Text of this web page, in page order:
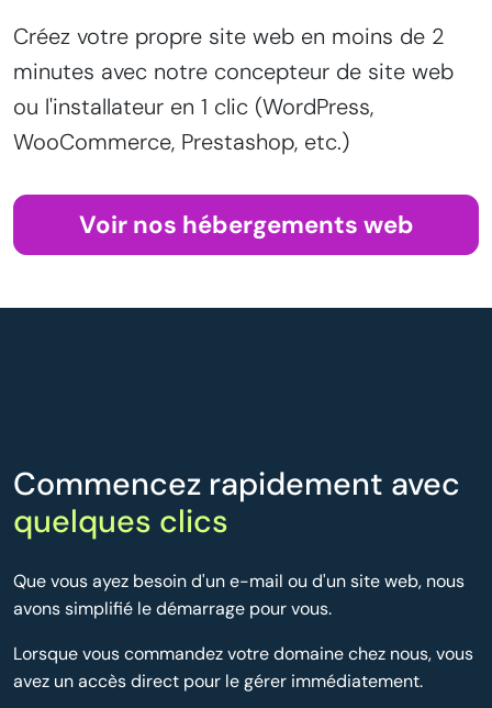
Créez votre propre site web en moins de 2
minutes avec notre concepteur de site web
ou l'installateur en 1 clic (WordPress,
WooCommerce, Prestashop, etc.)
Voir nos hébergements web
Commencez rapidement avec
quelques clics
Que vous ayez besoin d'un e-mail ou d'un site web, nous
avons simplifié le démarrage pour vous.
Lorsque vous commandez votre domaine chez nous, vous
avez un accès direct pour le gérer immédiatement.